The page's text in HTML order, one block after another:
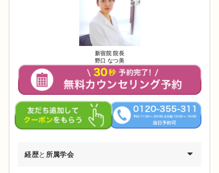
新宿院 院長
野口 なつ美
経歴と 所属学会